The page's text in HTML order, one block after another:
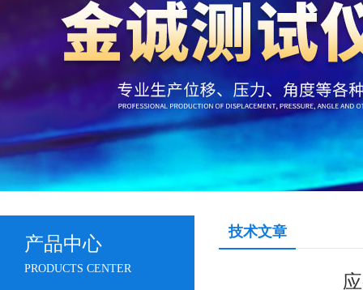
产品中心
PRODUCTS CENTER
技术文章